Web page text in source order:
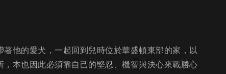
他的愛犬，一起回到兒時位於華盛頓東部的家，以
本也因此必須靠自己的堅忍、機智與決心來戰勝心